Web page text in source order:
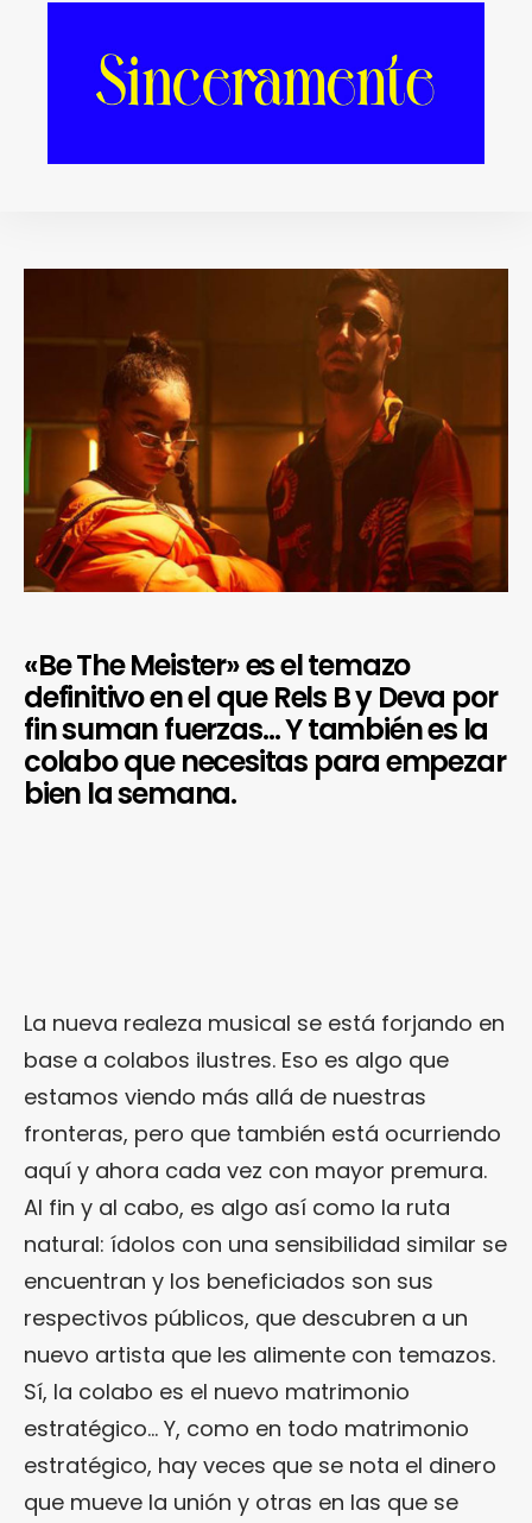
empezar bien la
«Be The Meister» es el temazo
definitivo en el que Rels B y Deva por
fin suman fuerzas… Y también es la
colabo que necesitas para empezar
bien la semana.
La nueva realeza musical se está forjando en
base a colabos ilustres. Eso es algo que
estamos viendo más allá de nuestras
fronteras, pero que también está ocurriendo
aquí y ahora cada vez con mayor premura.
Al fin y al cabo, es algo así como la ruta
natural: ídolos con una sensibilidad similar se
encuentran y los beneficiados son sus
respectivos públicos, que descubren a un
nuevo artista que les alimente con temazos.
Sí, la colabo es el nuevo matrimonio
estratégico… Y, como en todo matrimonio
estratégico, hay veces que se nota el dinero
que mueve la unión y otras en las que se